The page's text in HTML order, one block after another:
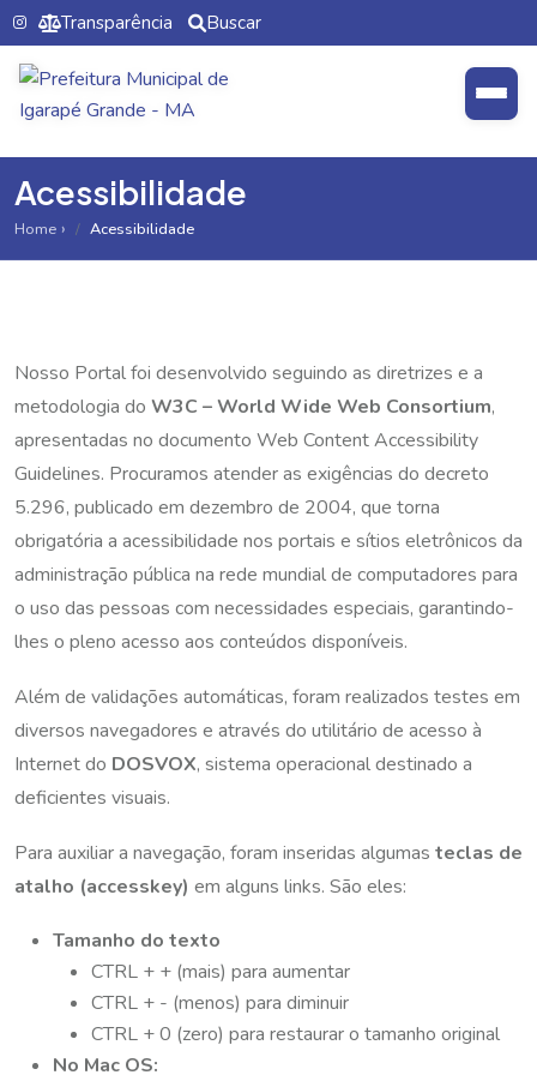
Transparência Buscar
Acessibilidade
Home Acessibilidade
Nosso Portal foi desenvolvido seguindo as diretrizes e a
metodologia do W3C – World Wide Web Consortium,
apresentadas no documento Web Content Accessibility
Guidelines. Procuramos atender as exigências do decreto
5.296, publicado em dezembro de 2004, que torna
obrigatória a acessibilidade nos portais e sítios eletrônicos da
administração pública na rede mundial de computadores para
o uso das pessoas com necessidades especiais, garantindo-
lhes o pleno acesso aos conteúdos disponíveis.
Além de validações automáticas, foram realizados testes em
diversos navegadores e através do utilitário de acesso à
Internet do DOSVOX, sistema operacional destinado a
deficientes visuais.
Para auxiliar a navegação, foram inseridas algumas teclas de
atalho (accesskey) em alguns links. São eles:
Tamanho do texto
CTRL + + (mais) para aumentar
CTRL + - (menos) para diminuir
CTRL + 0 (zero) para restaurar o tamanho original
No Mac OS: